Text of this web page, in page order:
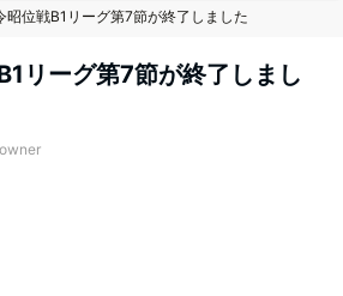
昭位戦B1リーグ第7節が終了しました
リーグ第7節が終了しまし